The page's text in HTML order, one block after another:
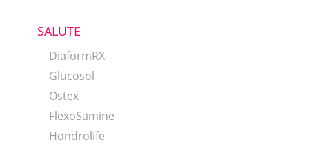
SALUTE
DiaformRX
Glucosol
Ostex
FlexoSamine
Hondrolife